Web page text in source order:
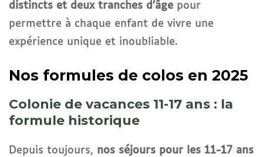
distincts et deux tranches d’âge pour
permettre à chaque enfant de vivre une
expérience unique et inoubliable.
Nos formules de colos en 2025
Colonie de vacances 11-17 ans : la
formule historique
Depuis toujours, nos séjours pour les 11-17 ans